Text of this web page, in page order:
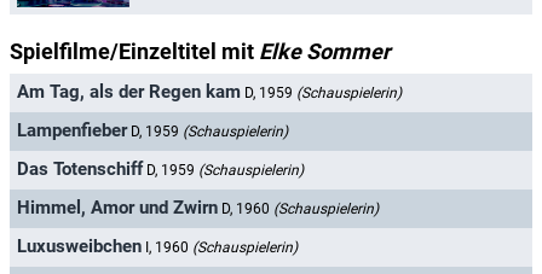
Spielfilme/Einzeltitel mit Elke Sommer
Am Tag, als der Regen kam D, 1959 (Schauspielerin)
Lampenfieber D, 1959 (Schauspielerin)
Das Totenschiff D, 1959 (Schauspielerin)
Himmel, Amor und Zwirn D, 1960 (Schauspielerin)
Luxusweibchen I, 1960 (Schauspielerin)